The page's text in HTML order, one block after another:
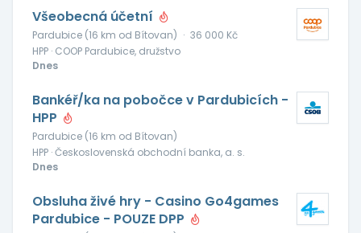
Všeobecná účetní
Pardubice (16 km od Bítovan) · 36 000 Kč
HPP · COOP Pardubice, družstvo
Dnes
Bankéř/ka na pobočce v Pardubicích -
HPP
Pardubice (16 km od Bítovan)
HPP · Československá obchodní banka, a. s.
Dnes
Obsluha živé hry - Casino Go4games
Pardubice - POUZE DPP